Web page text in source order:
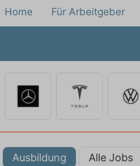
Home Für Arbeitgeber
Ausbildung Alle Jobs